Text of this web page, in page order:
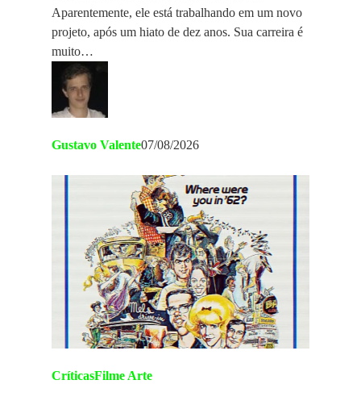
Aparentemente, ele está trabalhando em um novo
projeto, após um hiato de dez anos. Sua carreira é
muito…
Gustavo Valente07/08/2026
CríticasFilme Arte